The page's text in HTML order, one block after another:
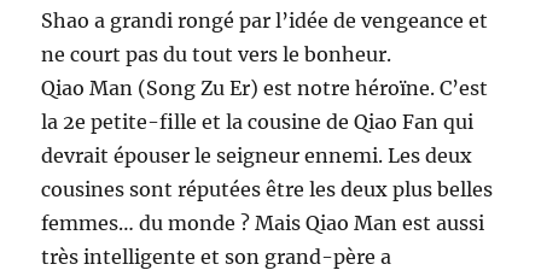
Shao a grandi rongé par l’idée de vengeance et
ne court pas du tout vers le bonheur.
Qiao Man (Song Zu Er) est notre héroïne. C’est
la 2e petite-fille et la cousine de Qiao Fan qui
devrait épouser le seigneur ennemi. Les deux
cousines sont réputées être les deux plus belles
femmes… du monde ? Mais Qiao Man est aussi
très intelligente et son grand-père a